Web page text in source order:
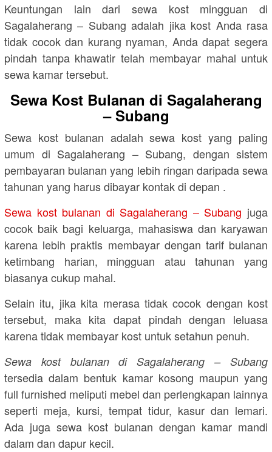
Keuntungan lain dari sewa kost mingguan di
Sagalaherang – Subang adalah jika kost Anda rasa
tidak cocok dan kurang nyaman, Anda dapat segera
pindah tanpa khawatir telah membayar mahal untuk
sewa kamar tersebut.
Sewa Kost Bulanan di Sagalaherang
– Subang
Sewa kost bulanan adalah sewa kost yang paling
umum di Sagalaherang – Subang, dengan sistem
pembayaran bulanan yang lebih ringan daripada sewa
tahunan yang harus dibayar kontak di depan .
Sewa kost bulanan di Sagalaherang – Subang juga
cocok baik bagi keluarga, mahasiswa dan karyawan
karena lebih praktis membayar dengan tarif bulanan
ketimbang harian, mingguan atau tahunan yang
biasanya cukup mahal.
Selain itu, jika kita merasa tidak cocok dengan kost
tersebut, maka kita dapat pindah dengan leluasa
karena tidak membayar kost untuk setahun penuh.
Sewa kost bulanan di Sagalaherang – Subang
tersedia dalam bentuk kamar kosong maupun yang
full furnished meliputi mebel dan perlengkapan lainnya
seperti meja, kursi, tempat tidur, kasur dan lemari.
Ada juga sewa kost bulanan dengan kamar mandi
dalam dan dapur kecil.